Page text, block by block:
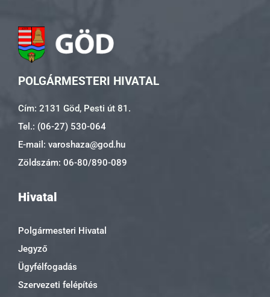
POLGÁRMESTERI HIVATAL
Cím: 2131 Göd, Pesti út 81.
Tel.: (06-27) 530-064
E-mail: varoshaza@god.hu
Zöldszám: 06-80/890-089
Hivatal
Polgármesteri Hivatal
Jegyző
Ügyfélfogadás
Szervezeti felépítés